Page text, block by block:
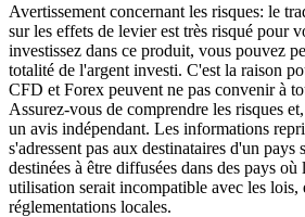
Avertissement concernant les risques: le
sur les effets de levier est très risqué pour
investissez dans ce produit, vous pouvez
totalité de l'argent investi. C'est la raison
CFD et Forex peuvent ne pas convenir à
Assurez-vous de comprendre les risques
un avis indépendant. Les informations
s'adressent pas aux destinataires d'un pays
destinées à être diffusées dans des pays
utilisation serait incompatible avec les lois,
réglementations locales.